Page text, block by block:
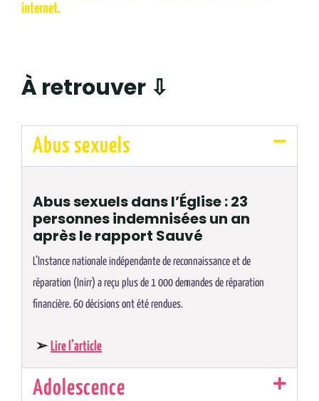
internet.
À retrouver ⇩
Abus sexuels
Abus sexuels dans l’Église : 23
personnes indemnisées un an
après le rapport Sauvé
L’Instance nationale indépendante de reconnaissance et de
réparation (Inirr) a reçu plus de 1 000 demandes de réparation
financière. 60 décisions ont été rendues.
➢ Lire l’article
Adolescence